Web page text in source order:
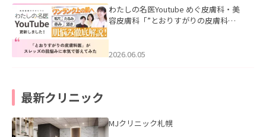
わたしの名医Youtube めぐ皮膚科・美
容皮膚科「”とおりすがりの皮膚科
2026.06.05
最新クリニック
MJクリニック札幌